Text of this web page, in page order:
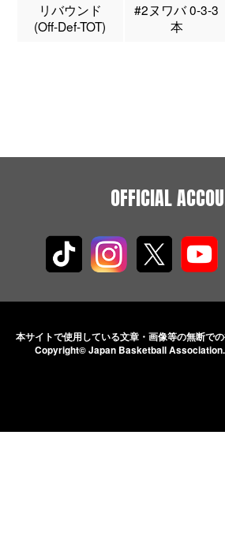
リバウンド
(Off-Def-TOT)
#2ヌワバ 0-3-3
本
OFFICIAL
本サイトで使用している文章・画像等の無断での
Copyright© Japan Basketball Association.